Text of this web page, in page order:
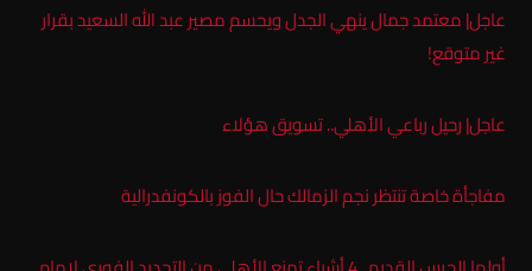
عاجل| معتمد جمال ينهي الجدل ويحسم مصير عبد الله السعيد بقرار
غير متوقع!
عاجل| رحيل رباعي الأهلي.. تسويق هؤلاء
مفاجأة خاصة تنتظر نجم الزمالك حال الفوز بالكونفدرالية